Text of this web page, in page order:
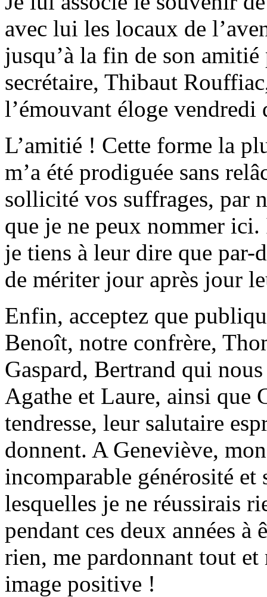
avec lui les locaux de
jusqu’à la fin de son
secrétaire, Thibaut
l’émouvant éloge vendredi
L’amitié ! Cette forme la
m’a été prodiguée sans
sollicité vos suffrages, par
que je ne peux nommer ici.
je tiens à leur dire que par-
de mériter jour après jour
Enfin, acceptez que
Benoît, notre confrère,
Gaspard, Bertrand qui
Agathe et Laure, ainsi que
tendresse, leur salutaire
donnent. A Geneviève,
incomparable générosité
lesquelles je ne réussirais
pendant ces deux années à
rien, me pardonnant tout et
image positive !